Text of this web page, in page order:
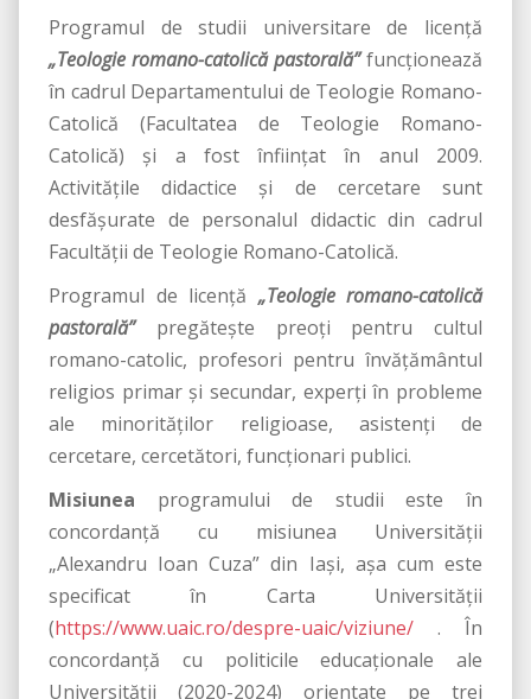
Programul de studii universitare de licență
„Teologie romano-catolică pastorală”funcţionează
în cadrul Departamentului de Teologie Romano-
Catolică (Facultatea de Teologie Romano-
Catolică) și a fost înființat în anul 2009.
Activităţile didactice şi de cercetare sunt
desfăşurate de personalul didactic din cadrul
Facultăţii de Teologie Romano-Catolică.
Programul de licență „Teologie romano-catolică
pastorală”pregătește preoți pentru cultul
romano-catolic, profesori pentru învățământul
religios primar și secundar, experţi în probleme
ale minorităților religioase, asistenți de
cercetare, cercetători, funcționari publici.
Misiunea programului de studii este în
concordanță cu misiunea Universității
„Alexandru Ioan Cuza” din Iași, așa cum este
specificat în Carta Universității
(https://www.uaic.ro/despre-uaic/viziune/ . În
concordanţă cu politicile educaţionale ale
Universităţii (2020-2024) orientate pe trei